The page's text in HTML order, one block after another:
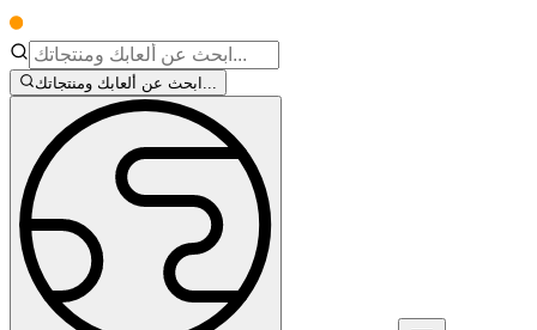
ابحث عن ألعابك ومنتجاتك...